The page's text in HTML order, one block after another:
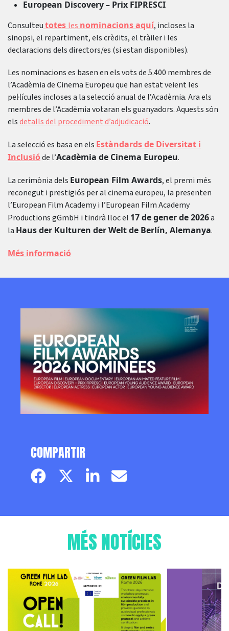
European Discovery – Prix FIPRESCI
Consulteutotes les nominacions aquí, incloses la
sinopsi, el repartiment, els crèdits, el tràiler i les
declaracions dels directors/es (si estan disponibles).
Les nominacions es basen en els vots de 5.400 membres de
l’Acadèmia de Cinema Europeu que han estat veient les
pel·lícules incloses a la selecció anual de l’Acadèmia. Ara els
membres de l’Acadèmia votaran els guanyadors. Aquests són
elsdetalls del procediment d’adjudicació.
La selecció es basa en els Estàndards de Diversitat i
Inclusióde l’Acadèmia de Cinema Europeu.
La cerimònia dels European Film Awards, el premi més
reconegut i prestigiós per al cinema europeu, la presenten
l’European Film Academy i l’European Film Academy
Productions gGmbH i tindrà lloc el 17 de gener de 2026a
la Haus der Kulturen der Welt de Berlín, Alemanya.
Més informació
COMPARTIR
Facebook pageTwitter page
LinkedinEmail
MÉS NOTÍCIES